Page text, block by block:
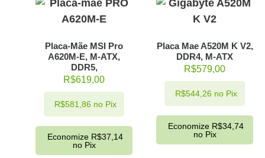
Placa-Mãe MSI Pro
A620M-E, M-ATX,
DDR5,
R$619,00
R$581,86 no Pix
Economize R$37,14
no Pix
Placa Mae A520M K V2,
DDR4, M-ATX
R$579,00
R$544,26 no Pix
Economize R$34,74
no Pix